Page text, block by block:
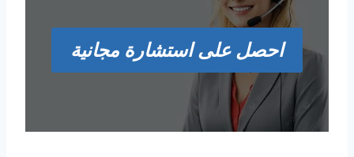
احصل على استشارة مجانية